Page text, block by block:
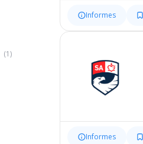
(1)
Informes
Informes